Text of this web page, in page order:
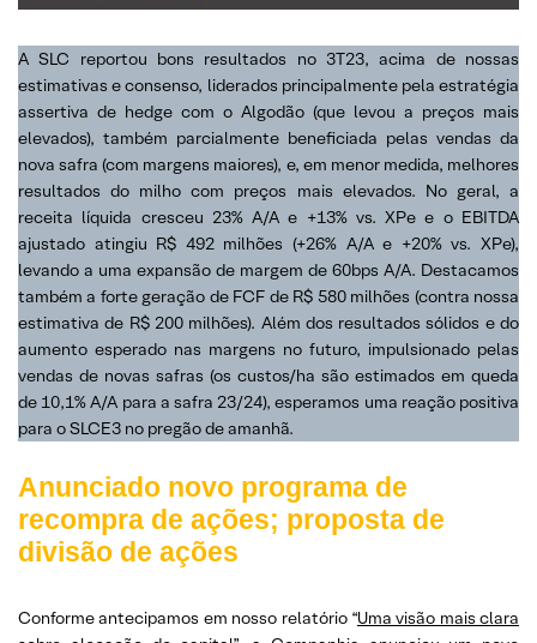
A SLC reportou bons resultados no 3T23, acima de nossas
estimativas e consenso, liderados principalmente pela estratégia
assertiva de hedge com o Algodão (que levou a preços mais
elevados), também parcialmente beneficiada pelas vendas da
nova safra (com margens maiores), e, em menor medida, melhores
resultados do milho com preços mais elevados. No geral, a
receita líquida cresceu 23% A/A e +13% vs. XPe e o EBITDA
ajustado atingiu R$ 492 milhões (+26% A/A e +20% vs. XPe),
levando a uma expansão de margem de 60bps A/A. Destacamos
também a forte geração de FCF de R$ 580 milhões (contra nossa
estimativa de R$ 200 milhões). Além dos resultados sólidos e do
aumento esperado nas margens no futuro, impulsionado pelas
vendas de novas safras (os custos/ha são estimados em queda
de 10,1% A/A para a safra 23/24), esperamos uma reação positiva
para o SLCE3 no pregão de amanhã.
Anunciado novo programa de
recompra de ações; proposta de
divisão de ações
Conforme antecipamos em nosso relatório “Uma visão mais clara